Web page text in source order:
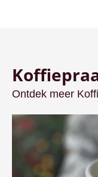
Ontdek meer